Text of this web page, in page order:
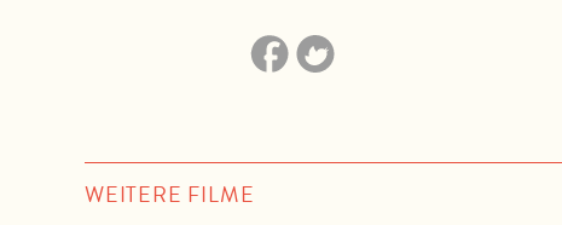
WEITERE FILME